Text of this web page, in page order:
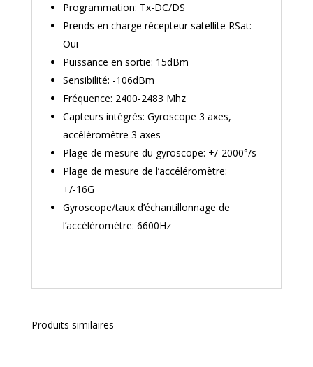
Programmation: Tx-DC/DS
Prends en charge récepteur satellite RSat:
Oui
Puissance en sortie: 15dBm
Sensibilité: -106dBm
Fréquence: 2400-2483 Mhz
Capteurs intégrés: Gyroscope 3 axes,
accéléromètre 3 axes
Plage de mesure du gyroscope: +/-2000°/s
Plage de mesure de l’accéléromètre:
+/-16G
Gyroscope/taux d’échantillonnage de
l’accéléromètre: 6600Hz
Produits similaires